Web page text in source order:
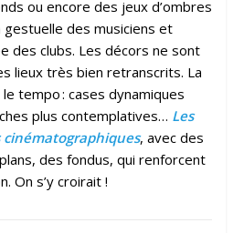
ou encore des jeux d’ombres
des musiciens et
des clubs. Les décors ne sont
lieux très bien retranscrits. La
tempo : cases dynamiques
plus contemplatives… Les
, avec des
des fondus, qui renforcent
On s’y croirait !